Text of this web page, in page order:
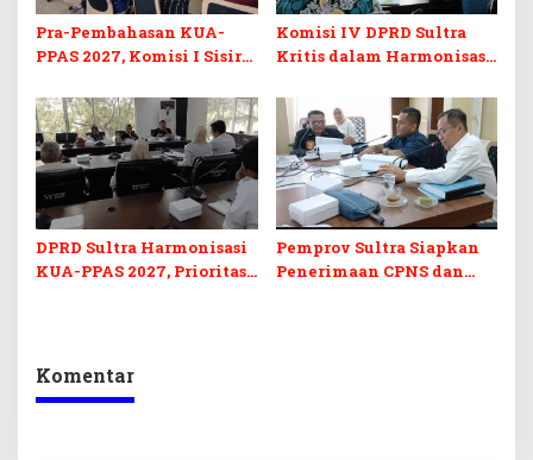
Pra-Pembahasan KUA-
PPAS 2027, Komisi I Sisir
Berkelanjutan
Komisi IV DPRD Sultra
Kritis dalam Harmonisasi
Perubahan APBD 2026
DPRD Sultra Harmonisasi
KUA-PPAS 2027, Prioritas
Pemprov Sultra Siapkan
Penerimaan CPNS dan
Komentar